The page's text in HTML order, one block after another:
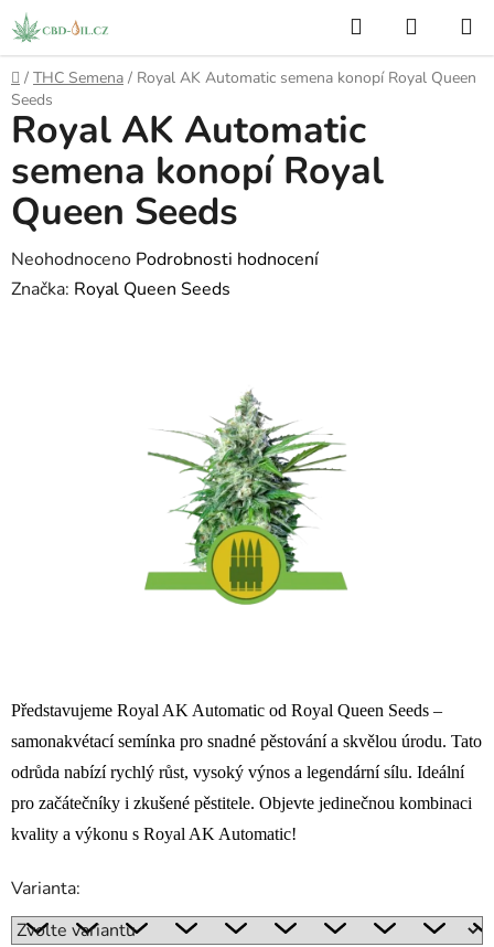
Přejít
na
obsah
Hledat
KOŠÍK
Domů
/ THC Semena / Royal AK Automatic semena konopí Royal Queen
Seeds
Představujeme Royal AK Automatic od Royal Queen Seeds –
samonakvétací semínka pro snadné pěstování a skvělou úrodu. Tato
odrůda nabízí rychlý růst, vysoký výnos a legendární sílu. Ideální
pro začátečníky i zkušené pěstitele. Objevte jedinečnou kombinaci
kvality a výkonu s Royal AK Automatic!
Varianta:
Royal AK Automatic
semena konopí Royal
Queen Seeds
Průměrné
hodnocení
Neohodnoceno Podrobnosti hodnocení
Značka: Royal Queen Seeds